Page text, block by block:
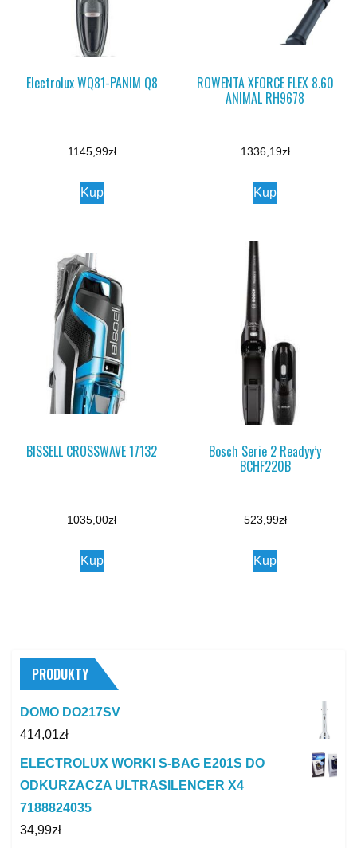
Electrolux WQ81-PANIM Q8
1145,99zł
Kup
ROWENTA XFORCE FLEX 8.60
ANIMAL RH9678
1336,19zł
Kup
BISSELL CROSSWAVE 17132
1035,00zł
Kup
Bosch Serie 2 Readyy’y
BCHF220B
523,99zł
Kup
PRODUKTY
DOMO DO217SV
414,01zł
ELECTROLUX WORKI S-BAG E201S DO
ODKURZACZA ULTRASILENCER X4
7188824035
34,99zł